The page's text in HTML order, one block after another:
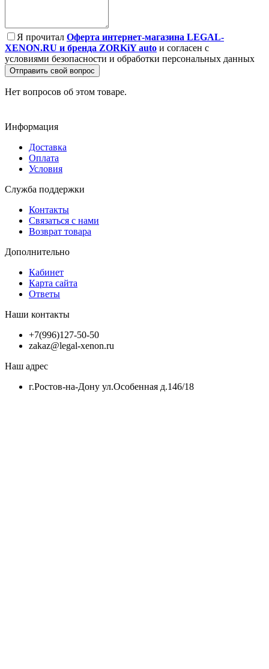
Я прочитал Оферта интернет-магазина LEGAL-
XENON.RU и бренда ZORKiY auto и согласен с
условиями безопасности и обработки персональных данных
Отправить свой вопрос
Нет вопросов об этом товаре.
Информация
Доставка
Оплата
Условия
Служба поддержки
Контакты
Связаться с нами
Возврат товара
Дополнительно
Кабинет
Карта сайта
Ответы
Наши контакты
+7(996)127-50-50
zakaz@legal-xenon.ru
Наш адрес
г.Ростов-на-Дону ул.Особенная д.146/18